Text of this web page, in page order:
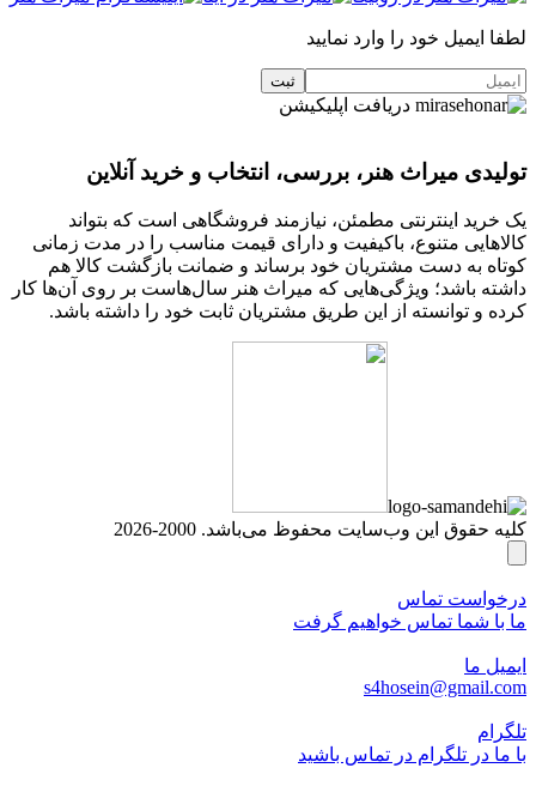
لطفا ایمیل خود را وارد نمایید
دریافت اپلیکیشن
تولیدی میراث هنر، بررسی، انتخاب و خرید آنلاین
یک خرید اینترنتی مطمئن، نیازمند فروشگاهی است که بتواند
کالاهایی متنوع، باکیفیت و دارای قیمت مناسب را در مدت زمانی
کوتاه به دست مشتریان خود برساند و ضمانت بازگشت کالا هم
داشته باشد؛ ویژگی‌هایی که میراث هنر سال‌هاست بر روی آن‌ها کار
کرده و توانسته از این طریق مشتریان ثابت خود را داشته باشد.
کلیه حقوق این وب‌سایت محفوظ می‌باشد. 2000-2026
درخواست تماس
ما با شما تماس خواهیم گرفت
ایمیل ما
s4hosein@gmail.com
تلگرام
با ما در تلگرام در تماس باشید